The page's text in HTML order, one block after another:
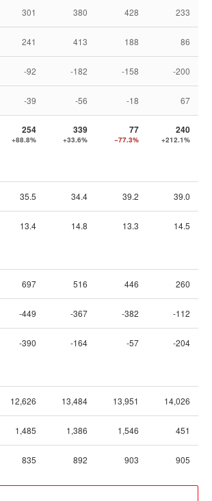
301 380 428 233
241 413 188 86
-92 -182 -158 -200
-39 -56 -18 67
254
+88.8%
339
+33.6%
77
−77.3%
240
+212.1%
35.5 34.4 39.2 39.0
13.4 14.8 13.3 14.5
697 516 446 260
-449 -367 -382 -112
-390 -164 -57 -204
12,626 13,484 13,951 14,026
1,485 1,386 1,546 451
835 892 903 905